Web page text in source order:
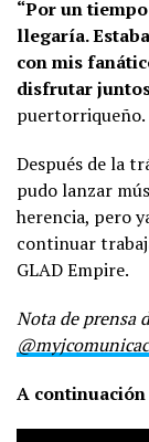
“Por un
llegaría.
con mis
disfrutar
puertorriqueño.
Después de la
pudo lanzar
herencia, pero
continuar
GLAD Empire.
Nota de prensa
A